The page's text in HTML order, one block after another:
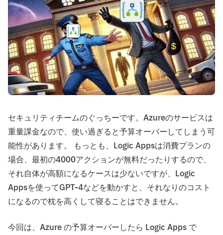
セキュリティチームのぐっちーです。Azureのサービスは
重量課金なので、使い過ぎると予算オーバーしてしまう可
能性があります。 もっとも、Logic Appsは消費プランの
場合、最初の4000アクションが無料だったりするので、
それ自体が高額になるケースは少ないですが、Logic
Appsを使ってGPT-4などを動かすと、それなりのコスト
になるので枕を高くして寝ることはできません。
今回は、Azure の予算オーバーしたら Logic Apps で